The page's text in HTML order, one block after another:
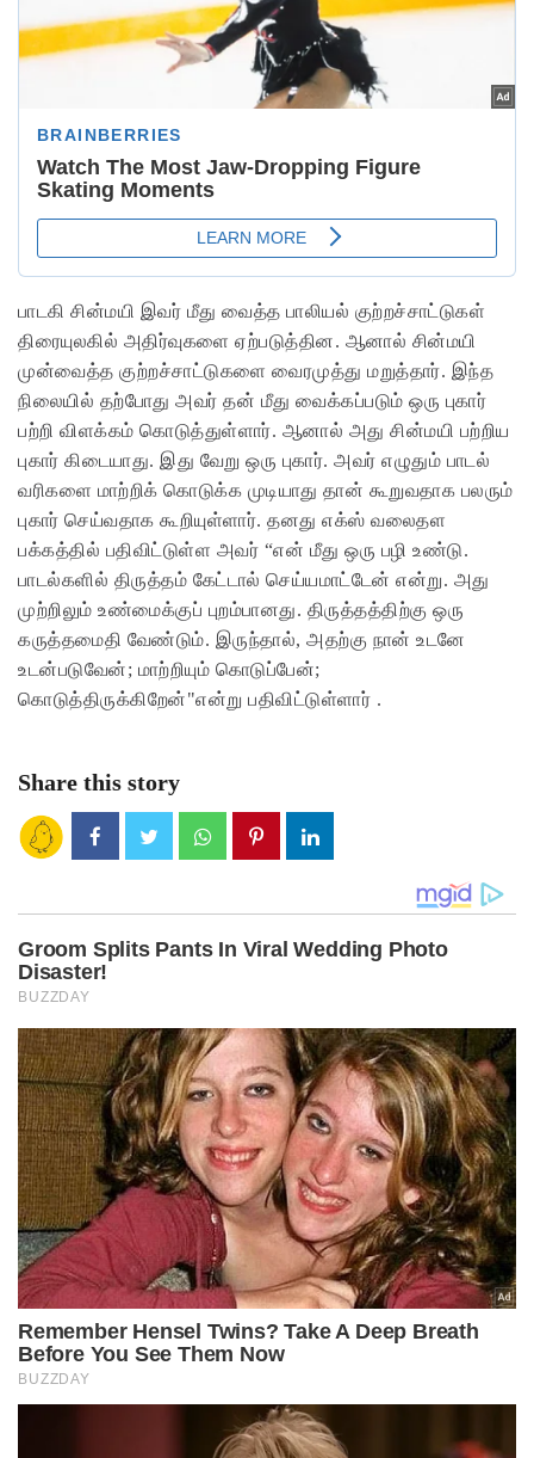
பாடகி சின்மயி இவர் மீது வைத்த பாலியல் குற்றச்சாட்டுகள்
திரையுலகில் அதிர்வுகளை ஏற்படுத்தின. ஆனால் சின்மயி
முன்வைத்த குற்றச்சாட்டுகளை வைரமுத்து மறுத்தார். இந்த
நிலையில் தற்போது அவர் தன் மீது வைக்கப்படும் ஒரு புகார்
பற்றி விளக்கம் கொடுத்துள்ளார். ஆனால் அது சின்மயி பற்றிய
புகார் கிடையாது. இது வேறு ஒரு புகார். அவர் எழுதும் பாடல்
வரிகளை மாற்றிக் கொடுக்க முடியாது தான் கூறுவதாக பலரும்
புகார் செய்வதாக கூறியுள்ளார். தனது எக்ஸ் வலைதள
பக்கத்தில் பதிவிட்டுள்ள அவர் “என் மீது ஒரு பழி உண்டு.
பாடல்களில் திருத்தம் கேட்டால் செய்யமாட்டேன் என்று. அது
முற்றிலும் உண்மைக்குப் புறம்பானது. திருத்தத்திற்கு ஒரு
கருத்தமைதி வேண்டும். இருந்தால், அதற்கு நான் உடனே
உடன்படுவேன்; மாற்றியும் கொடுப்பேன்;
கொடுத்திருக்கிறேன்"என்று பதிவிட்டுள்ளார் .
Share this story